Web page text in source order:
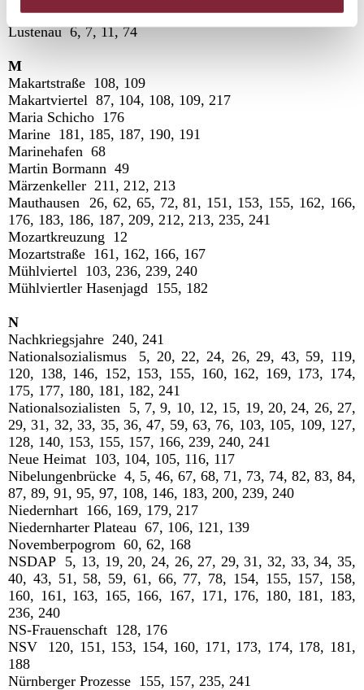
Luftwaffenhelferinnen 177, 178, 223, 234
Lustenau 6, 7, 11, 74
M
Makartstraße 108, 109
Makartviertel 87, 104, 108, 109, 217
Maria Schicho 176
Marine 181, 185, 187, 190, 191
Marinehafen 68
Martin Bormann 49
Märzenkeller 211, 212, 213
Mauthausen 26, 62, 65, 72, 81, 151, 153, 155, 162, 166,
176, 183, 186, 187, 209, 212, 213, 235, 241
Mozartkreuzung 12
Mozartstraße 161, 162, 166, 167
Mühlviertel 103, 236, 239, 240
Mühlviertler Hasenjagd 155, 182
N
Nachkriegsjahre 240, 241
Nationalsozialismus 5, 20, 22, 24, 26, 29, 43, 59, 119,
120, 138, 146, 152, 153, 155, 160, 162, 169, 173, 174,
175, 177, 180, 181, 182, 241
Nationalsozialisten 5, 7, 9, 10, 12, 15, 19, 20, 24, 26, 27,
29, 31, 32, 33, 35, 36, 47, 59, 63, 76, 103, 105, 109, 127,
128, 140, 153, 155, 157, 166, 239, 240, 241
Neue Heimat 103, 104, 105, 116, 117
Nibelungenbrücke 4, 5, 46, 67, 68, 71, 73, 74, 82, 83, 84,
87, 89, 91, 95, 97, 108, 146, 183, 200, 239, 240
Niedernhart 166, 169, 179, 217
Niedernharter Plateau 67, 106, 121, 139
Novemberpogrom 60, 62, 168
NSDAP 5, 13, 19, 20, 24, 26, 27, 29, 31, 32, 33, 34, 35,
40, 43, 51, 58, 59, 61, 66, 77, 78, 154, 155, 157, 158,
160, 161, 163, 165, 166, 167, 171, 176, 180, 181, 183,
236, 240
NS-Frauenschaft 128, 176
NSV 120, 151, 153, 154, 160, 171, 173, 174, 178, 181,
188
Nürnberger Prozesse 155, 157, 235, 241